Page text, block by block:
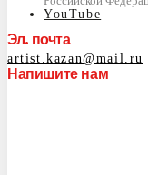
YouTube
Эл. почта
artist.kazan@mail.ru
Напишите нам